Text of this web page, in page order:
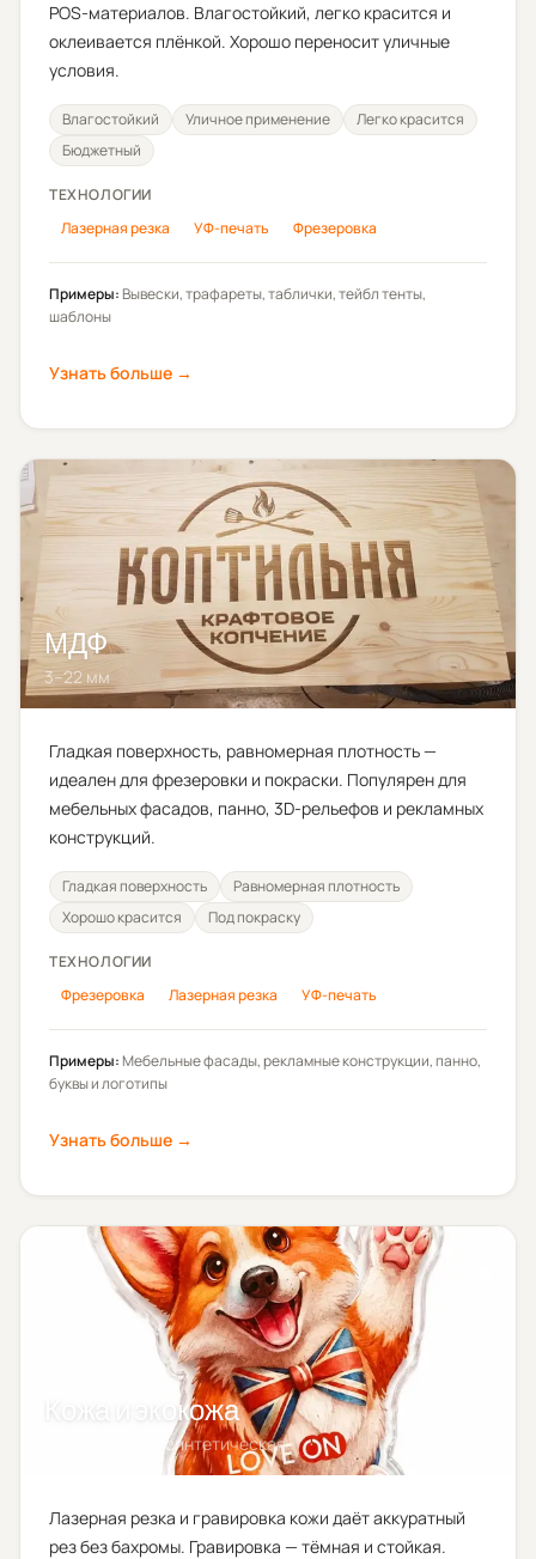
POS-материалов. Влагостойкий, легко красится и
оклеивается плёнкой. Хорошо переносит уличные
условия.
Влагостойкий Уличное применение
Легко красится
Бюджетный
ТЕХНОЛОГИИ
Лазерная резка
УФ-печать Фрезеровка
Примеры:Вывески, трафареты, таблички, тейбл тенты,
шаблоны
Узнать больше →
МДФ
3–22 мм
Гладкая поверхность, равномерная плотность —
идеален для фрезеровки и покраски. Популярен для
мебельных фасадов, панно, 3D-рельефов и рекламных
конструкций.
Гладкая поверхность
Равномерная плотность
Хорошо красится
Под покраску
ТЕХНОЛОГИИ
Фрезеровка
Лазерная резка УФ-печать
Примеры:Мебельные фасады, рекламные конструкции, панно,
буквы и логотипы
Узнать больше →
Кожа и экокожа
Натуральная и синтетическая
Лазерная резка и гравировка кожи даёт аккуратный
рез без бахромы. Гравировка — тёмная и стойкая.